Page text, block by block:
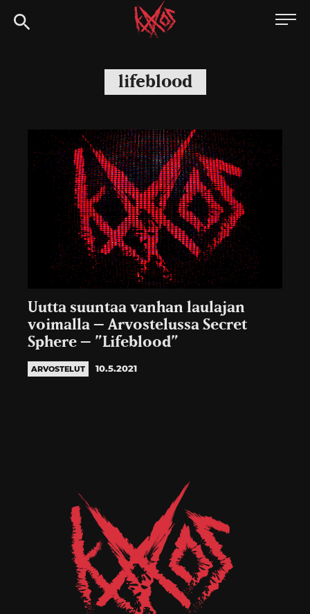
Siirry
suoraan
Kaaoszine
lifeblood
Uutta suuntaa vanhan laulajan
voimalla – Arvostelussa Secret
Sphere – ”Lifeblood”
ARVOSTELUT 10.5.2021